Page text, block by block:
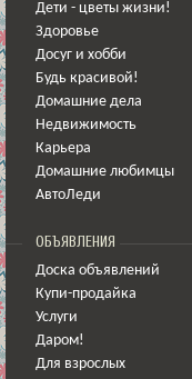
Дети - цветы жизни!
Здоровье
Досуг и хобби
Будь красивой!
Домашние дела
Недвижимость
Карьера
Домашние любимцы
АвтоЛеди
ОБЪЯВЛЕНИЯ
Доска объявлений
Купи-продайка
Услуги
Даром!
Для взрослых